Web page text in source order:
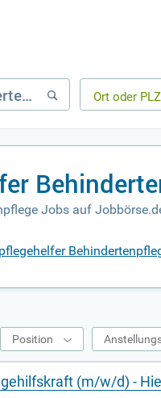
Jobs auf
Position
(m/w/d) -